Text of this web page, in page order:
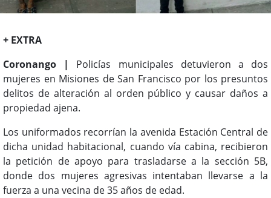
+ EXTRA
Coronango |
Policías municipales detuvieron a dos
mujeres en Misiones de San Francisco por los presuntos
delitos de alteración al orden público y causar daños a
propiedad ajena.
Los uniformados recorrían la avenida Estación Central de
dicha unidad habitacional, cuando vía cabina, recibieron
la petición de apoyo para trasladarse a la sección 5B,
donde dos mujeres agresivas intentaban llevarse a la
fuerza a una vecina de 35 años de edad.